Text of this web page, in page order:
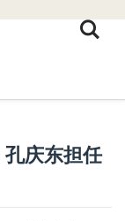
庆东担任